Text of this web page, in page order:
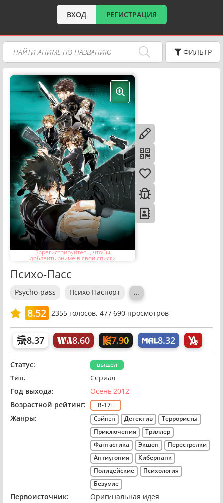
ВХОД РЕГИСТРАЦИЯ
ФИЛЬТР
Зарегистрируйтесь, чтобы
добавить аниме в свои списки
Психо-Пасс
Psycho-pass Психо Паспорт …
8.52 2355голосов, 477 690 просмотров
8.37 8.60 7.90 8.32
Статус: вышел
Тип:
Сериал
Год выхода:
Осень 2012
Возрастной рейтинг:
R-17+
Жанры: Сэйнэн Детектив
Террористы
Приключения
Триллер
Фантастика
Экшен
Перестрелки
Антиутопия
Киберпанк
Полицейские
Психология
Безумие
Первоисточник:
Оригинальная идея